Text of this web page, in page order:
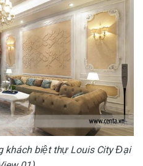
khách biệt thự Louis City Đại